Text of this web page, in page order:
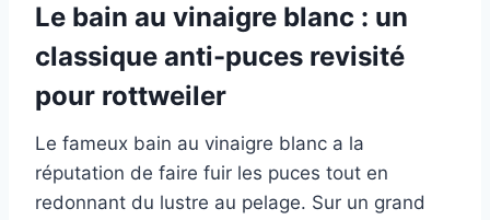
Le bain au vinaigre blanc : un
classique anti-puces revisité
pour rottweiler
Le fameux bain au vinaigre blanc a la
réputation de faire fuir les puces tout en
redonnant du lustre au pelage. Sur un grand